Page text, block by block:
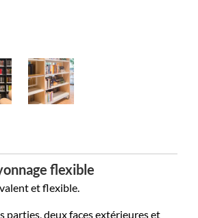
flexible
et flexible.
parties, deux faces extérieures et